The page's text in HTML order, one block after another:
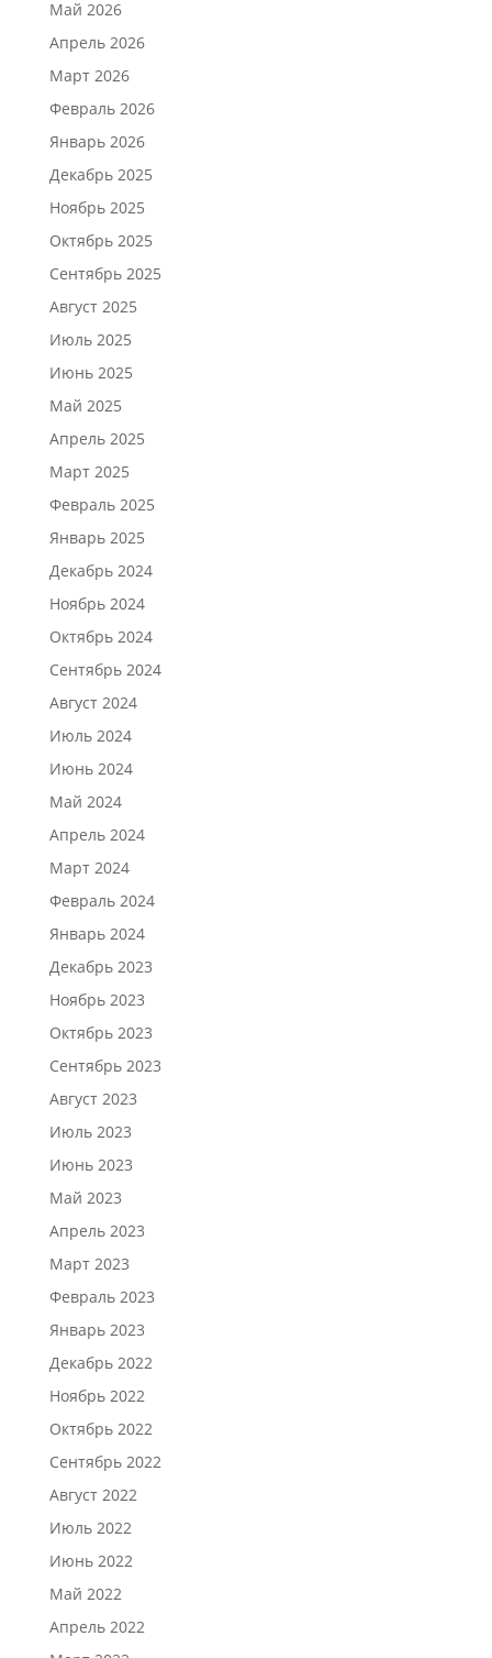
Май 2026
Апрель 2026
Март 2026
Февраль 2026
Январь 2026
Декабрь 2025
Ноябрь 2025
Октябрь 2025
Сентябрь 2025
Август 2025
Июль 2025
Июнь 2025
Май 2025
Апрель 2025
Март 2025
Февраль 2025
Январь 2025
Декабрь 2024
Ноябрь 2024
Октябрь 2024
Сентябрь 2024
Август 2024
Июль 2024
Июнь 2024
Май 2024
Апрель 2024
Март 2024
Февраль 2024
Январь 2024
Декабрь 2023
Ноябрь 2023
Октябрь 2023
Сентябрь 2023
Август 2023
Июль 2023
Июнь 2023
Май 2023
Апрель 2023
Март 2023
Февраль 2023
Январь 2023
Декабрь 2022
Ноябрь 2022
Октябрь 2022
Сентябрь 2022
Август 2022
Июль 2022
Июнь 2022
Май 2022
Апрель 2022